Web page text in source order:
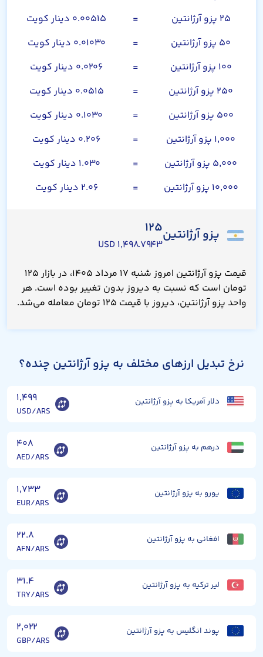
۲۵ پزو آرژانتین
=
۰.۰۰۵۱۵ دینار کویت
۵۰ پزو آرژانتین
=
۰.۰۱۰۳۰ دینار کویت
۱۰۰ پزو آرژانتین
=
۰.۰۲۰۶ دینار کویت
۲۵۰ پزو آرژانتین
=
۰.۰۵۱۵ دینار کویت
۵۰۰ پزو آرژانتین
=
۰.۱۰۳۰ دینار کویت
۱,۰۰۰ پزو آرژانتین
=
۰.۲۰۶ دینار کویت
۵,۰۰۰ پزو آرژانتین
=
۱.۰۳۰ دینار کویت
۱۰,۰۰۰ پزو آرژانتین
= ۲.۰۶ دینار کویت
پزو آرژانتین۱۲۵
۱,۴۹۸.۷۹۴۳ USD
قیمت پزو آرژانتین امروز شنبه ۱۷ مرداد ۱۴۰۵، در بازار ۱۲۵
تومان است که نسبت به دیروز بدون تغییر بوده است. هر
واحد پزو آرژانتین، دیروز با قیمت ۱۲۵ تومان معامله می‌شد.
نرخ تبدیل ارزهای مختلف به پزو آرژانتین چنده؟
دلار آمریکا به پزو آرژانتین ۱,۴۹۹
USD/ARS
درهم به پزو آرژانتین ۴۰۸
AED/ARS
یورو به پزو آرژانتین ۱,۷۳۳
EUR/ARS
افغانی به پزو آرژانتین ۲۲.۸
AFN/ARS
لیر ترکیه به پزو آرژانتین ۳۱.۴
TRY/ARS
پوند انگلیس به پزو آرژانتین ۲,۰۲۲
GBP/ARS